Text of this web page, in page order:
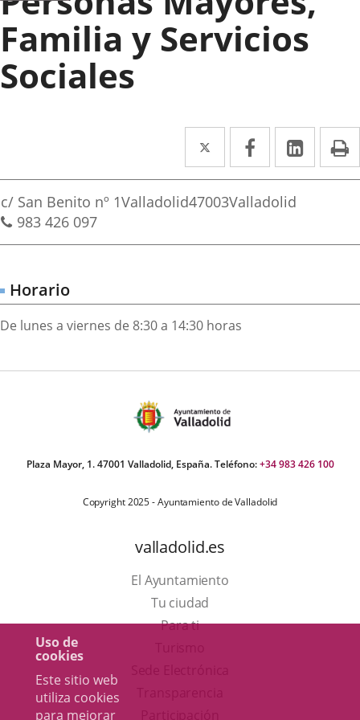
Uso de
cookies
Este sitio web
utiliza cookies
para mejorar
Familia y Servicios
Sociales
Twitter
Enlace
a
una
externa.
Facebook
Enlace
a
una
externa.
Enlace
a
Dirección
postal
c/ San Benito nº 1Valladolid47003Valladolid
Teléfonos
983 426 097
Horario
De lunes a viernes de 8:30 a 14:30 horas
Plaza Mayor, 1. 47001 Valladolid, España. Teléfono:+34 983 426 100
Copyright 2025 - Ayuntamiento de Valladolid
valladolid.es
El Ayuntamiento
Tu ciudad
Para ti